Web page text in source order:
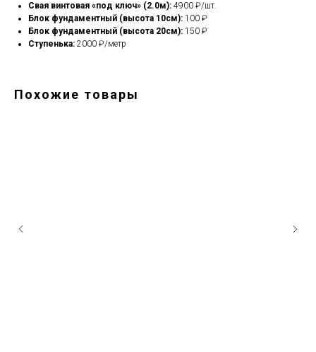
Свая винтовая «под ключ» (2.0м): 4900 ₽/шт.
Блок фундаментный (высота 10см): 100 ₽
Блок фундаментный (высота 20см): 150 ₽
Ступенька: 2000 ₽/метр
Похожие товары